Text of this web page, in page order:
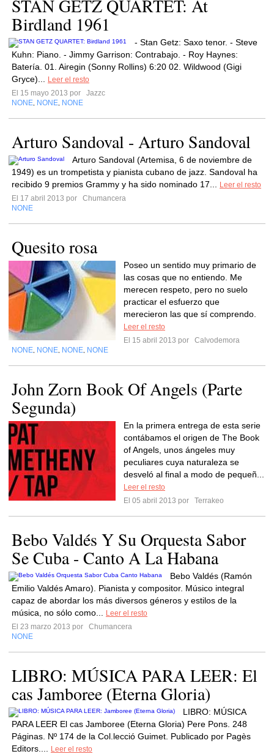
STAN GETZ QUARTET: At
Birdland 1961
- Stan Getz: Saxo tenor. - Steve
Kuhn: Piano. - Jimmy Garrison: Contrabajo. - Roy Haynes:
Batería. 01. Airegin (Sonny Rollins) 6:20 02. Wildwood (Gigi
Gryce)...
Leer el resto
El 15 mayo 2013 por
Jazzc
NONE NONE NONE
Arturo Sandoval - Arturo Sandoval
Arturo Sandoval (Artemisa, 6 de noviembre de
1949) es un trompetista y pianista cubano de jazz. Sandoval ha
recibido 9 premios Grammy y ha sido nominado 17...
Leer el resto
El 17 abril 2013 por
Chumancera
NONE
Quesito rosa
Poseo un sentido muy primario de
las cosas que no entiendo. Me
merecen respeto, pero no suelo
practicar el esfuerzo que
merecieron las que sí comprendo.
Leer el resto
El 15 abril 2013 por
Calvodemora
NONE NONE NONE NONE
John Zorn Book Of Angels (Parte
Segunda)
En la primera entrega de esta serie
contábamos el origen de The Book
of Angels, unos ángeles muy
peculiares cuya naturaleza se
desveló al final a modo de pequeñ...
Leer el resto
El 05 abril 2013 por
Terrakeo
Bebo Valdés Y Su Orquesta Sabor
Se Cuba - Canto A La Habana
Bebo Valdés (Ramón
Emilio Valdés Amaro). Pianista y compositor. Músico integral
capaz de abordar los más diversos géneros y estilos de la
música, no sólo como...
Leer el resto
El 23 marzo 2013 por
Chumancera
NONE
LIBRO: MÚSICA PARA LEER: El
cas Jamboree (Eterna Gloria)
LIBRO: MÚSICA
PARA LEER El cas Jamboree (Eterna Gloria) Pere Pons. 248
Páginas. Nº 174 de la Col.lecció Guimet. Publicado por Pagès
Editors....
Leer el resto